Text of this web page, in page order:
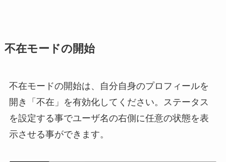
不在モードの開始
不在モードの開始は、自分自身のプロフィールを
開き「不在」を有効化してください。ステータス
を設定する事でユーザ名の右側に任意の状態を表
示させる事ができます。